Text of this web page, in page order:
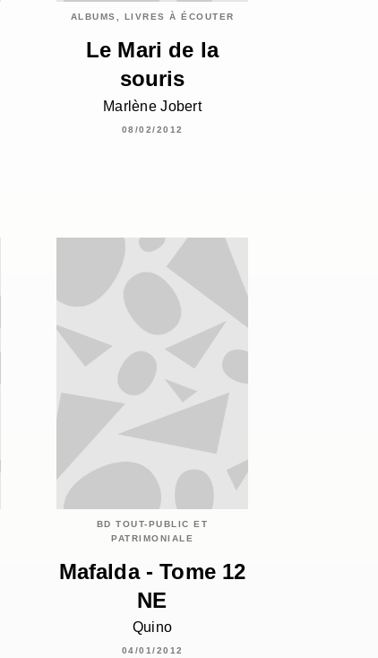
ALBUMS, LIVRES À ÉCOUTER
Le Mari de la
souris
Marlène Jobert
08/02/2012
BD TOUT-PUBLIC ET
PATRIMONIALE
Mafalda - Tome 12
NE
Quino
04/01/2012